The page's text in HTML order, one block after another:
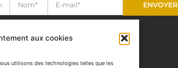
aux cookies
utilisons des technologies telles que les
ENVOYER